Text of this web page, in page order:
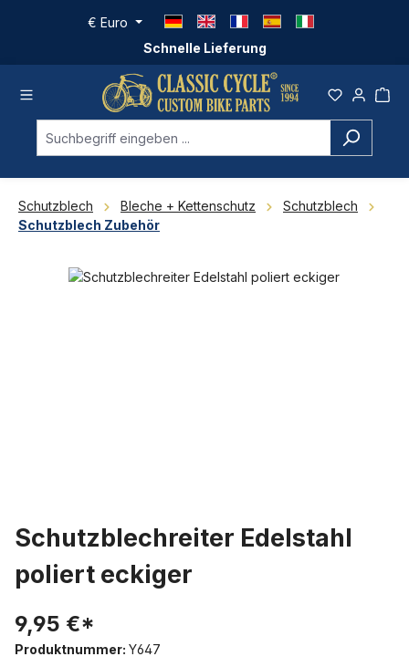
Zum Hauptinhalt springen
Schnelle Lieferung
€ Euro
Schutzblech Bleche + Kettenschutz
Schutzblech
Schutzblech Zubehör
Bildergalerie überspringen
Schutzblechreiter Edelstahl
poliert eckiger
9,95 €*
Produktnummer: Y647